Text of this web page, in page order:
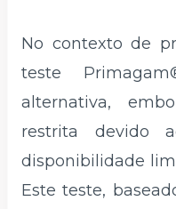
No contexto de
teste
alternativa,
restrita devido
disponibilidade
Este teste,